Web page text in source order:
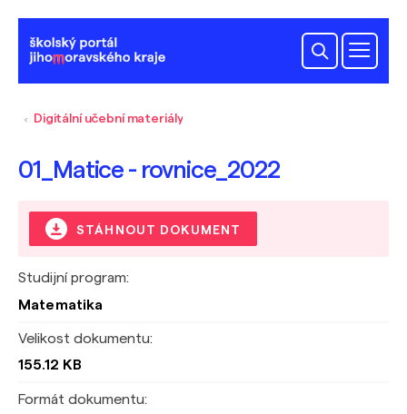
Digitální učební materiály
01_Matice - rovnice_2022
STÁHNOUT DOKUMENT
Studijní program:
Matematika
Velikost dokumentu:
155.12 KB
Formát dokumentu: